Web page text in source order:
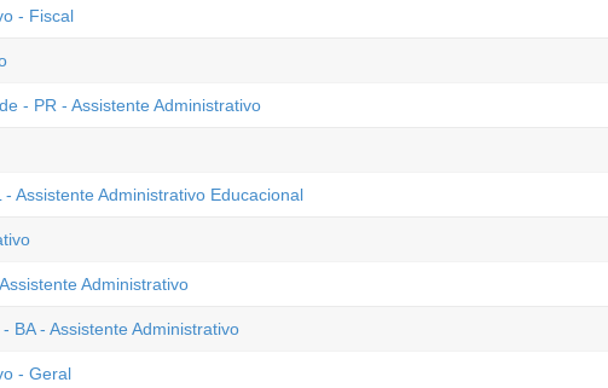
- Fiscal
- PR - Assistente Administrativo
Assistente Administrativo Educacional
Administrativo
BA - Assistente Administrativo
- Geral